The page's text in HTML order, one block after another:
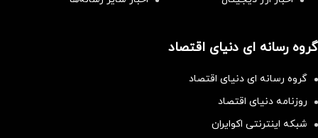
گروه رسانه ای دنیای اقتصاد
گروه رسانه ای دنیای اقتصاد
روزنامه دنیای اقتصاد
شبکه اینترنتی اکوایران